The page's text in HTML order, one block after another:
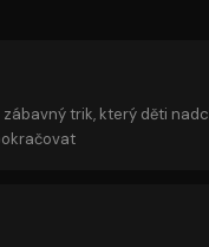
trik, který děti